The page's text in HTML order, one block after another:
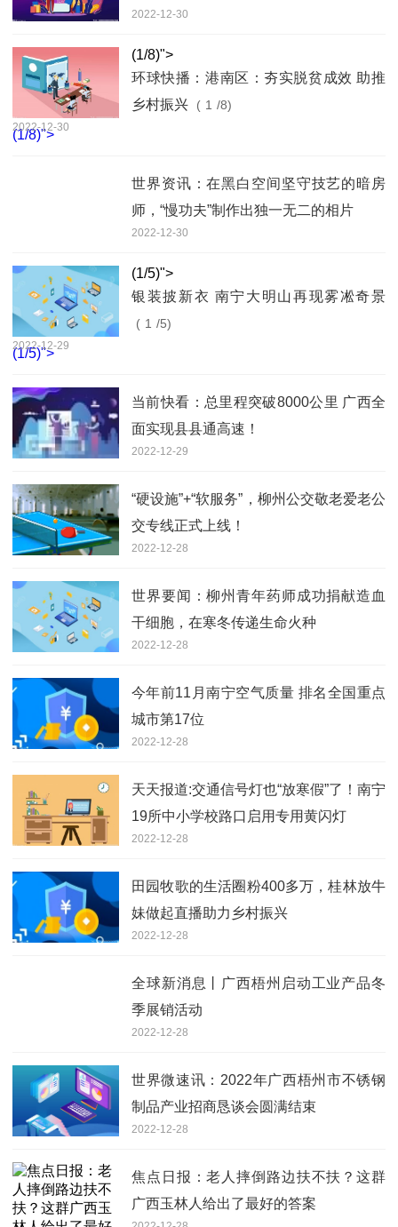
2022-12-30
(1/8)">
环球快播：港南区：夯实脱贫成效 助推
乡村振兴
( 1 /8)
2022-12-30
(1/8)">
世界资讯：在黑白空间坚守技艺的暗房
师，“慢功夫”制作出独一无二的相片
2022-12-30
(1/5)">
银装披新衣 南宁大明山再现雾凇奇景
( 1 /5)
2022-12-29
(1/5)">
当前快看：总里程突破8000公里 广西全
面实现县县通高速！
2022-12-29
“硬设施”+“软服务”，柳州公交敬老爱老公
交专线正式上线！
2022-12-28
世界要闻：柳州青年药师成功捐献造血
干细胞，在寒冬传递生命火种
2022-12-28
今年前11月南宁空气质量 排名全国重点
城市第17位
2022-12-28
天天报道:交通信号灯也“放寒假”了！南宁
19所中小学校路口启用专用黄闪灯
2022-12-28
田园牧歌的生活圈粉400多万，桂林放牛
妹做起直播助力乡村振兴
2022-12-28
全球新消息丨广西梧州启动工业产品冬
季展销活动
2022-12-28
世界微速讯：2022年广西梧州市不锈钢
制品产业招商恳谈会圆满结束
2022-12-28
焦点日报：老人摔倒路边扶不扶？这群
广西玉林人给出了最好的答案